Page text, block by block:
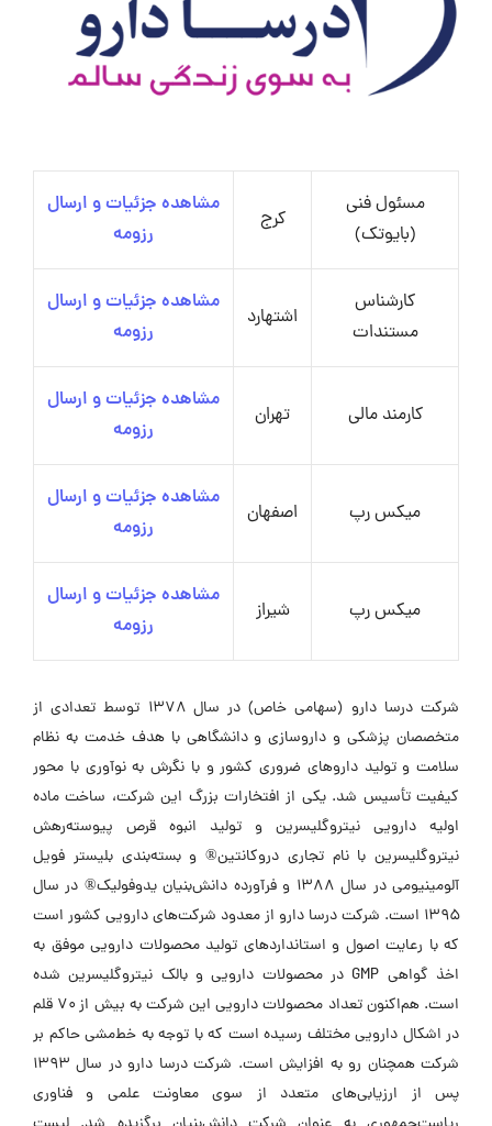
مسئول فنی
(بایوتک)
کرج
مشاهده جزئیات و ارسال
رزومه
کارشناس
مستندات
اشتهارد
مشاهده جزئیات و ارسال
رزومه
کارمند مالی تهران
مشاهده جزئیات و ارسال
رزومه
میکس رپ اصفهان
مشاهده جزئیات و ارسال
رزومه
میکس رپ شیراز
مشاهده جزئیات و ارسال
رزومه
شرکت درسا دارو (سهامی خاص) در سال ۱۳۷۸ توسط تعدادی از
متخصصان پزشکی و داروسازی و دانشگاهی با هدف خدمت به نظام
سلامت و تولید داروهای ضروری کشور و با نگرش به نوآوری با محور
کیفیت تأسیس شد. یکی از افتخارات بزرگ این شرکت، ساخت ماده
اولیه دارویی نیتروگلیسرین و تولید انبوه قرص پیوسته‌رهش
نیتروگلیسرین با نام تجاری دروکانتین® و بسته‌بندی بلیستر فویل
آلومینیومی در سال ۱۳۸۸ و فرآورده دانش‌بنیان یدوفولیک® در سال
۱۳۹۵ است. شرکت درسا دارو از معدود شرکت‌های دارویی کشور است
که با رعایت اصول و استانداردهای تولید محصولات دارویی موفق به
اخذ گواهی GMP در محصولات دارویی و بالک نیتروگلیسرین شده
است. هم‌اکنون تعداد محصولات دارویی این شرکت به بیش از ۷۰ قلم
در اشکال دارویی مختلف رسیده است که با توجه به خط‌مشی حاکم بر
شرکت همچنان رو به افزایش است. شرکت درسا دارو در سال ۱۳۹۳
پس از ارزیابی‌های متعدد از سوی معاونت علمی و فناوری